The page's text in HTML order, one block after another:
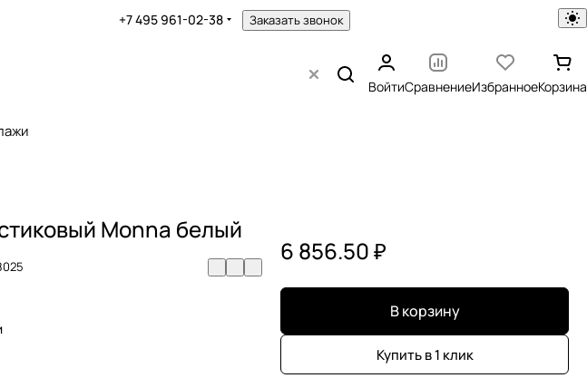
+7 495 961-02-38 Заказать звонок
ВойтиСравнениеИзбранноеКорзина
Monna белый
6 856.50 ₽
В корзину
Купить в 1 клик